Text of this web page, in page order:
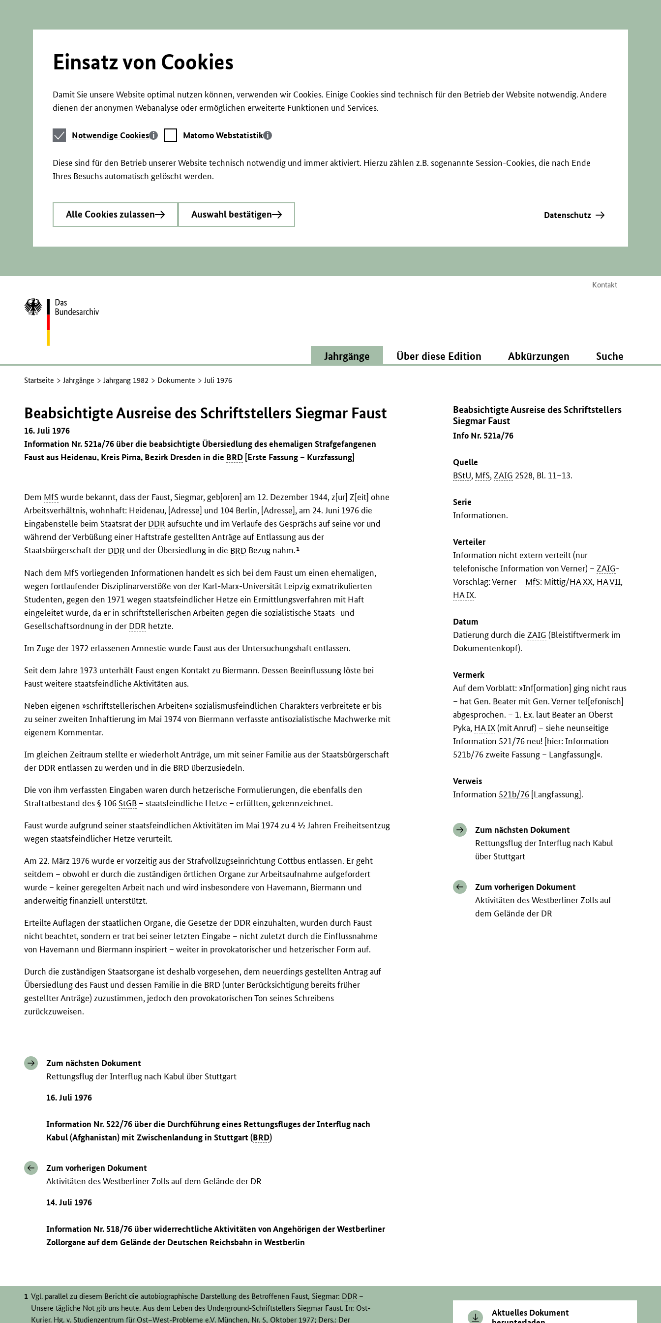
Einsatz von Cookies
Damit Sie unsere Website optimal nutzen können, verwenden wir Cookies. Einige Cookies sind technisch für den Betrieb der Website notwendig. Andere
dienen der anonymen Webanalyse oder ermöglichen erweiterte Funktionen und Services.
Notwendige
Cookies
Notwendige Cookies
Matomo
Webstatistik
Matomo Webstatistik
Diese sind für den Betrieb unserer Website technisch notwendig und immer aktiviert. Hierzu zählen z.B. sogenannte Session-Cookies, die nach Ende
Ihres Besuchs automatisch gelöscht werden.
Alle Cookies zulassen Auswahl bestätigen Datenschutz
Kontakt
Zur
Startseite
Jahrgänge Über diese Edition Abkürzungen Suche
Startseite Jahrgänge Jahrgang 1982 Dokumente Juli 1976
Beabsichtigte Ausreise des Schriftstellers
Siegmar Faust
Info Nr. 521a/76
Quelle
BStU, MfS,ZAIG 2528, Bl. 11–13.
Serie
Informationen.
Verteiler
Information nicht extern verteilt (nur
telefonische Information von Verner) –ZAIG-
Vorschlag: Verner – MfS: Mittig/HA XX, HA VII,
HA IX.
Datum
Datierung durch dieZAIG (Bleistiftvermerk im
Dokumentenkopf).
Vermerk
Auf dem Vorblatt: »Inf[ormation] ging nicht raus
– hat Gen. Beater mit Gen. Verner tel[efonisch]
abgesprochen. – 1. Ex. laut Beater an Oberst
Pyka, HA IX(mit Anruf) – siehe neunseitige
Information 521/76 neu! [hier: Information
521b/76 zweite Fassung – Langfassung]«.
Verweis
Information 521b/76 [Langfassung].
Zum nächsten Dokument
Rettungsflug der Interflug nach Kabul
über Stuttgart
Zum vorherigen Dokument
Aktivitäten des Westberliner Zolls auf
dem Gelände der DR
Beabsichtigte Ausreise des Schriftstellers Siegmar Faust
16. Juli 1976
Information Nr. 521a/76 über die beabsichtigte Übersiedlung des ehemaligen Strafgefangenen
Faust aus Heidenau, Kreis Pirna, Bezirk Dresden in die BRD [Erste Fassung – Kurzfassung]
Dem MfSwurde bekannt, dass der Faust, Siegmar, geb[oren] am 12. Dezember 1944, z[ur] Z[eit] ohne
Arbeitsverhältnis, wohnhaft: Heidenau, [Adresse] und 104 Berlin, [Adresse], am 24. Juni 1976 die
Eingabenstelle beim Staatsrat der DDR aufsuchte und im Verlaufe des Gesprächs auf seine vor und
während der Verbüßung einer Haftstrafe gestellten Anträge auf Entlassung aus der
Staatsbürgerschaft der DDR und der Übersiedlung in die BRD Bezug nahm.1
Nach dem MfSvorliegenden Informationen handelt es sich bei dem Faust um einen ehemaligen,
wegen fortlaufender Disziplinarverstöße von der Karl-Marx-Universität Leipzig exmatrikulierten
Studenten, gegen den 1971 wegen staatsfeindlicher Hetze ein Ermittlungsverfahren mit Haft
eingeleitet wurde, da er in schriftstellerischen Arbeiten gegen die sozialistische Staats- und
Gesellschaftsordnung in der DDR hetzte.
Im Zuge der 1972 erlassenen Amnestie wurde Faust aus der Untersuchungshaft entlassen.
Seit dem Jahre 1973 unterhält Faust engen Kontakt zu Biermann. Dessen Beeinflussung löste bei
Faust weitere staatsfeindliche Aktivitäten aus.
Neben eigenen »schriftstellerischen Arbeiten« sozialismusfeindlichen Charakters verbreitete er bis
zu seiner zweiten Inhaftierung im Mai 1974 von Biermann verfasste antisozialistische Machwerke mit
eigenem Kommentar.
Im gleichen Zeitraum stellte er wiederholt Anträge, um mit seiner Familie aus der Staatsbürgerschaft
der DDR entlassen zu werden und in die BRD überzusiedeln.
Die von ihm verfassten Eingaben waren durch hetzerische Formulierungen, die ebenfalls den
Straftatbestand des § 106 StGB – staatsfeindliche Hetze – erfüllten, gekennzeichnet.
Faust wurde aufgrund seiner staatsfeindlichen Aktivitäten im Mai 1974 zu 4 ½ Jahren Freiheitsentzug
wegen staatsfeindlicher Hetze verurteilt.
Am 22. März 1976 wurde er vorzeitig aus der Strafvollzugseinrichtung Cottbus entlassen. Er geht
seitdem – obwohl er durch die zuständigen örtlichen Organe zur Arbeitsaufnahme aufgefordert
wurde – keiner geregelten Arbeit nach und wird insbesondere von Havemann, Biermann und
anderweitig finanziell unterstützt.
Erteilte Auflagen der staatlichen Organe, die Gesetze der DDR einzuhalten, wurden durch Faust
nicht beachtet, sondern er trat bei seiner letzten Eingabe – nicht zuletzt durch die Einflussnahme
von Havemann und Biermann inspiriert – weiter in provokatorischer und hetzerischer Form auf.
Durch die zuständigen Staatsorgane ist deshalb vorgesehen, dem neuerdings gestellten Antrag auf
Übersiedlung des Faust und dessen Familie in die BRD (unter Berücksichtigung bereits früher
gestellter Anträge) zuzustimmen, jedoch den provokatorischen Ton seines Schreibens
zurückzuweisen.
Zum nächsten Dokument
Rettungsflug der Interflug nach Kabul über Stuttgart
16. Juli 1976
Information Nr. 522/76 über die Durchführung eines Rettungsfluges der Interflug nach
Kabul (Afghanistan) mit Zwischenlandung in Stuttgart (BRD)
Zum vorherigen Dokument
Aktivitäten des Westberliner Zolls auf dem Gelände der DR
14. Juli 1976
Information Nr. 518/76 über widerrechtliche Aktivitäten von Angehörigen der Westberliner
Zollorgane auf dem Gelände der Deutschen Reichsbahn in Westberlin
Vgl. parallel zu diesem Bericht die autobiographische Darstellung des Betroffenen Faust, Siegmar: DDR –
Unsere tägliche Not gib uns heute. Aus dem Leben des Underground-Schriftstellers Siegmar Faust. In: Ost-
Kurier. Hg. v. Studienzentrum für Ost–West-Probleme e.V. München, Nr. 5, Oktober 1977; Ders.: Der
Aktuelles Dokument